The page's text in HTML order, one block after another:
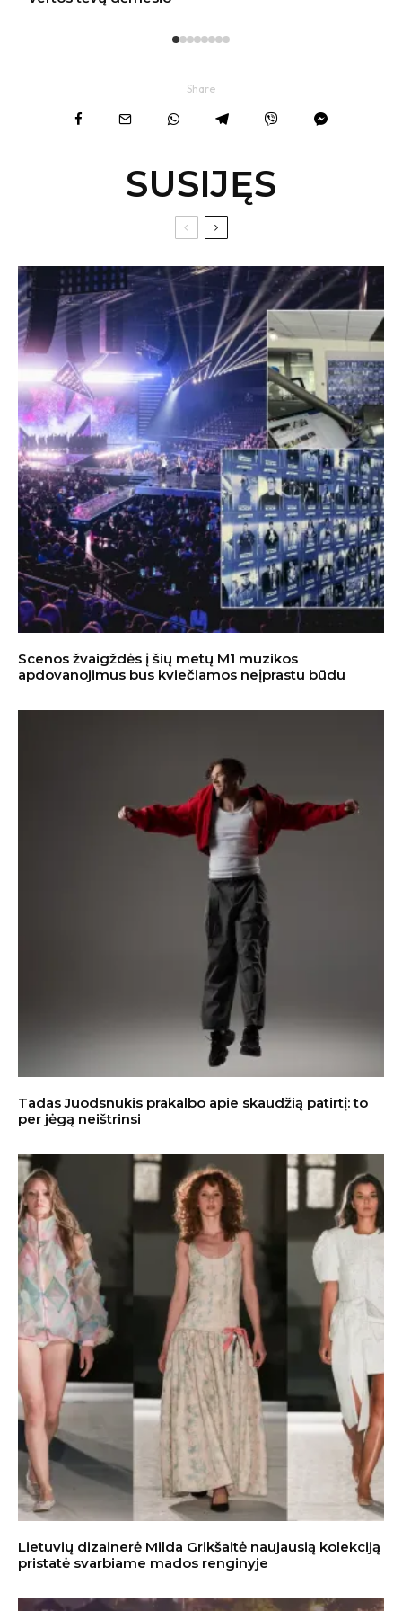
Share
SUSIJĘS
Scenos žvaigždės į šių metų M1 muzikos
apdovanojimus bus kviečiamos neįprastu būdu
Tadas Juodsnukis prakalbo apie skaudžią patirtį: to
per jėgą neištrinsi
Lietuvių dizainerė Milda Grikšaitė naujausią kolekciją
pristatė svarbiame mados renginyje